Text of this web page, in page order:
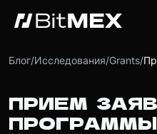
Блог/Исследования/Grants/
ПРИЕМ